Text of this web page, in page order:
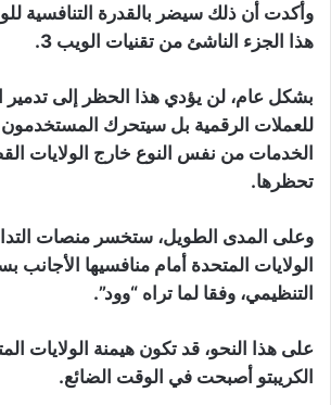
وأكدت أن ذلك سيضر بالقدرة التنافسية
هذا الجزء الناشئ من تقنيات الويب 3.
بشكل عام، لن يؤدي هذا الحظر إلى تدمير
للعملات الرقمية بل سيتحرك
الخدمات من نفس النوع خارج الولايات
تحظرها.
وعلى المدى الطويل، ستخسر منصات
الولايات المتحدة أمام منافسيها الأجانب
التنظيمي، وفقا لما تراه “وود”.
على هذا النحو، قد تكون هيمنة الولايات
الكريبتو أصبحت في الوقت الضائع.